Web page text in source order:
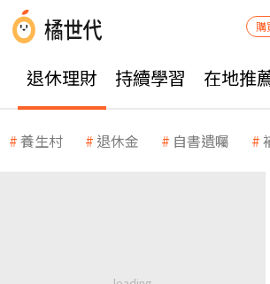
購
退休理財 持續學習 在地推
養生村 退休金 自書遺囑